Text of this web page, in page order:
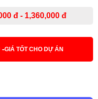
đ - 1,360,000 đ
-GIÁ TỐT CHO DỰ ÁN